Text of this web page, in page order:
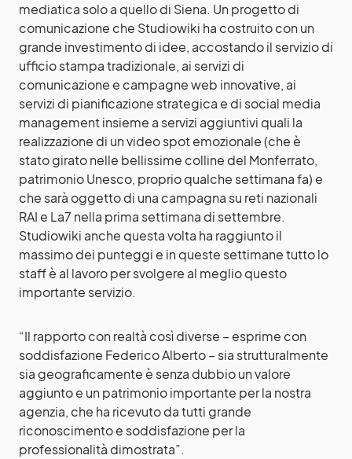
mediatica solo a quello di Siena. Un progetto di
comunicazione che Studiowiki ha costruito con un
grande investimento di idee, accostando il servizio di
ufficio stampa tradizionale, ai servizi di
comunicazione e campagne web innovative, ai
servizi di pianificazione strategica e di social media
management insieme a servizi aggiuntivi quali la
realizzazione di un video spot emozionale (che è
stato girato nelle bellissime colline del Monferrato,
patrimonio Unesco, proprio qualche settimana fa) e
che sarà oggetto di una campagna su reti nazionali
RAI e La7 nella prima settimana di settembre.
Studiowiki anche questa volta ha raggiunto il
massimo dei punteggi e in queste settimane tutto lo
staff è al lavoro per svolgere al meglio questo
importante servizio.
“Il rapporto con realtà così diverse – esprime con
soddisfazione Federico Alberto – sia strutturalmente
sia geograficamente è senza dubbio un valore
aggiunto e un patrimonio importante per la nostra
agenzia, che ha ricevuto da tutti grande
riconoscimento e soddisfazione per la
professionalità dimostrata”.